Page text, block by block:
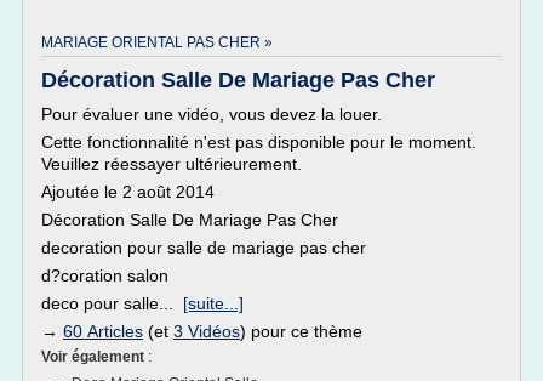
MARIAGE ORIENTAL PAS CHER »
Décoration Salle De Mariage Pas Cher
Pour évaluer une vidéo, vous devez la louer.
Cette fonctionnalité n'est pas disponible pour le moment.
Veuillez réessayer ultérieurement.
Ajoutée le 2 août 2014
Décoration Salle De Mariage Pas Cher
decoration pour salle de mariage pas cher
d?coration salon
deco pour salle... [suite...]
→ 60 Articles (et 3 Vidéos) pour ce thème
Voir également :